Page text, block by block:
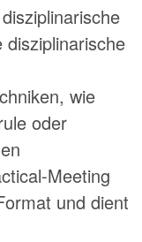
wie
oder
Meeting
und dient